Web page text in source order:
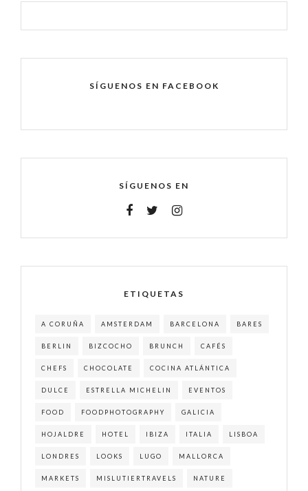
SÍGUENOS EN FACEBOOK
SÍGUENOS EN
ETIQUETAS
A CORUÑA AMSTERDAM BARCELONA BARES
BERLIN BIZCOCHO BRUNCH CAFÉS
CHEFS CHOCOLATE COCINA ATLÁNTICA
DULCE ESTRELLA MICHELIN EVENTOS
FOOD FOODPHOTOGRAPHY GALICIA
HOJALDRE HOTEL IBIZA ITALIA LISBOA
LONDRES LOOKS LUGO MALLORCA
MARKETS MISLUTIERTRAVELS NATURE